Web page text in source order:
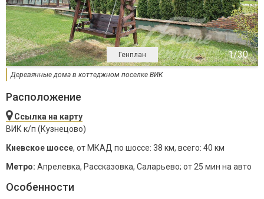
Генплан
Деревянные дома в коттеджном поселке ВИК
Расположение
Ссылка на карту
ВИК к/п (Кузнецово)
Киевское шоссе, от МКАД по шоссе: 38 км, всего: 40 км
Метро: Апрелевка, Рассказовка, Саларьево; от 25 мин на авто
Особенности